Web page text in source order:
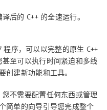
后的 C++ 的全速运行。
程序，可以以完整的原生 C++
至可以执行时间紧迫和多线
创建新功能和工具。
不需要配置任何东西或管理
简单的向导引导您完成整个